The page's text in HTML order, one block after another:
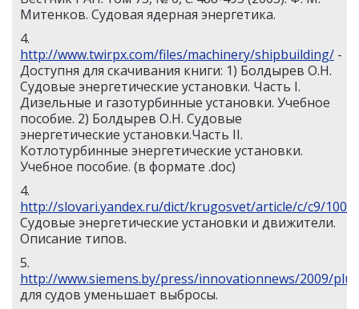
Митенков. Судовая ядерная энергетика.
4.
http://www.twirpx.com/files/machinery/shipbuilding/ -
Доступня для скачивания книги: 1) Болдырев О.Н.
Судовые энергетические установки. Часть I.
Дизельные и газотурбинные установки. Учебное
пособие. 2) Болдырев О.Н. Судовые
энергетические установки.Часть II.
Котлотурбинные энергетические установки.
Учебное пособие. (в формате .doc)
4.
http://slovari.yandex.ru/dict/krugosvet/article/c/c9/
Судовые энергетические установки и движители.
Описание типов.
5.
http://www.siemens.by/press/innovationnews/2009/
для судов уменьшает выбросы.